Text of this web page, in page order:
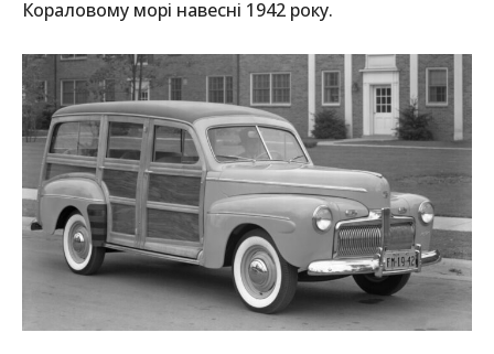
Кораловому морі навесні 1942 року.